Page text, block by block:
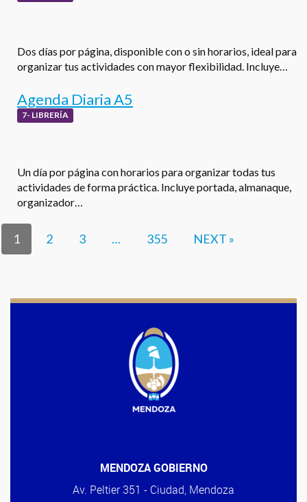
Dos días por página, disponible con o sin horarios, ideal para
organizar tus actividades con mayor flexibilidad. Incluye…
Agenda Diaria A5
7- LIBRERÍA
Un día por página con horarios para organizar todas tus
actividades de forma práctica. Incluye portada, almanaque,
organizador…
1 2 3 … 355 NEXT »
MENDOZA GOBIERNO
Av. Peltier 351 - Ciudad, Mendoza